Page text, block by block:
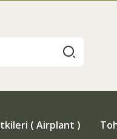
( Airplant )